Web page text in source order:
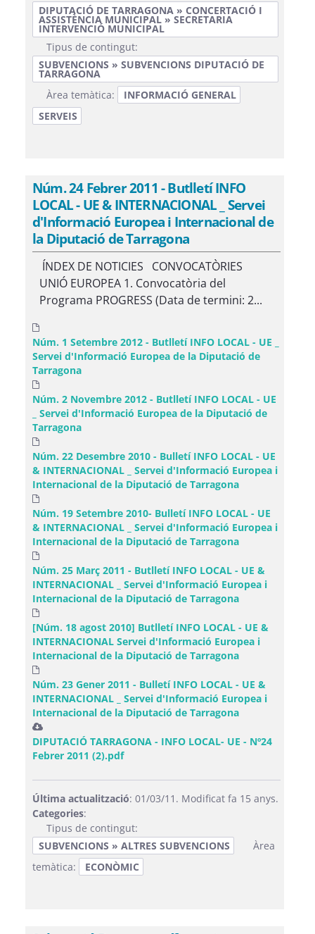
DIPUTACIÓ DE TARRAGONA » CONCERTACIÓ I
ASSISTÈNCIA MUNICIPAL » SECRETARIA
INTERVENCIÓ MUNICIPAL
Tipus de contingut:
SUBVENCIONS » SUBVENCIONS DIPUTACIÓ DE
TARRAGONA
Àrea temàtica:
INFORMACIÓ GENERAL
SERVEIS
Núm. 24 Febrer 2011 - Butlletí INFO
LOCAL - UE & INTERNACIONAL _ Servei
d'Informació Europea i Internacional de
la Diputació de Tarragona
ÍNDEX DE NOTICIES CONVOCATÒRIES
UNIÓ EUROPEA 1. Convocatòria del
Programa PROGRESS (Data de termini: 2...
Núm. 1 Setembre 2012 - Butlletí INFO LOCAL - UE _
Servei d'Informació Europea de la Diputació de
Tarragona
Núm. 2 Novembre 2012 - Butlletí INFO LOCAL - UE
_ Servei d'Informació Europea de la Diputació de
Tarragona
Núm. 22 Desembre 2010 - Bulletí INFO LOCAL - UE
& INTERNACIONAL _ Servei d'Informació Europea i
Internacional de la Diputació de Tarragona
Núm. 19 Setembre 2010- Bulletí INFO LOCAL - UE
& INTERNACIONAL _ Servei d'Informació Europea i
Internacional de la Diputació de Tarragona
Núm. 25 Març 2011 - Butlletí INFO LOCAL - UE &
INTERNACIONAL _ Servei d'Informació Europea i
Internacional de la Diputació de Tarragona
[Núm. 18 agost 2010] Butlletí INFO LOCAL - UE &
INTERNACIONAL Servei d'Informació Europea i
Internacional de la Diputació de Tarragona
Núm. 23 Gener 2011 - Bulletí INFO LOCAL - UE &
INTERNACIONAL _ Servei d'Informació Europea i
Internacional de la Diputació de Tarragona
DIPUTACIÓ TARRAGONA - INFO LOCAL- UE - Nº24
Febrer 2011 (2).pdf
Última actualització: 01/03/11. Modificat fa 15 anys.
Categories:
Tipus de contingut:
SUBVENCIONS » ALTRES SUBVENCIONS
Àrea
temàtica:
ECONÒMIC